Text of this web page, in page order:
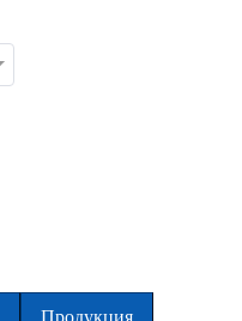
Продукция